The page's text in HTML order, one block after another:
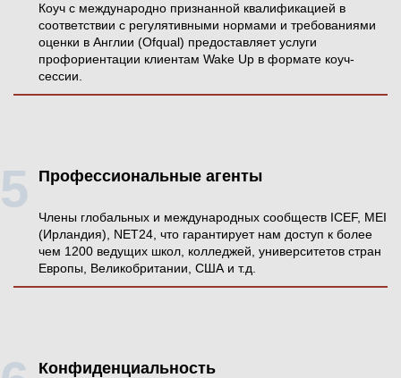
Коуч с международно признанной квалификацией в
соответствии с регулятивными нормами и требованиями
оценки в Англии (Ofqual) предоставляет услуги
профориентации клиентам Wake Up в формате коуч-
сессии.
Профессиональные агенты
Члены глобальных и международных сообществ ICEF, MEI
(Ирландия), NET24, что гарантирует нам доступ к более
чем 1200 ведущих школ, колледжей, университетов стран
Европы, Великобритании, США и т.д.
Конфиденциальность